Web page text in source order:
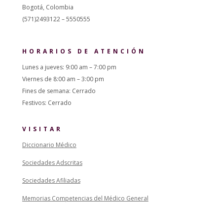
Bogotá, Colombia
(571)2493122 – 5550555
HORARIOS DE ATENCIÓN
Lunes a jueves: 9:00 am – 7:00 pm
Viernes de 8:00 am – 3:00 pm
Fines de semana: Cerrado
Festivos: Cerrado
VISITAR
Diccionario Médico
Sociedades Adscritas
Sociedades Afiliadas
Memorias Competencias del Médico General